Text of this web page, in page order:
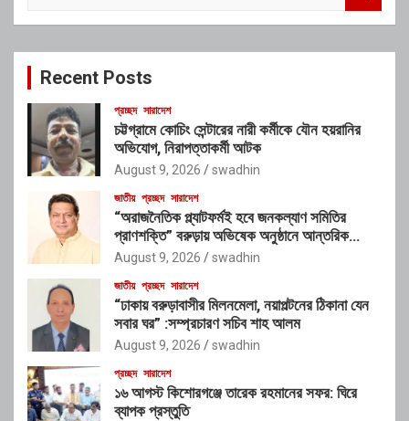
c
Recent Posts
প্রচ্ছদ সারাদেশ
চট্টগ্রামে কোচিং সেন্টারের নারী কর্মীকে যৌন হয়রানির
অভিযোগ, নিরাপত্তাকর্মী আটক
August 9, 2026 swadhin
জাতীয় প্রচ্ছদ সারাদেশ
“অরাজনৈতিক প্ল্যাটফর্মই হবে জনকল্যাণ সমিতির
প্রাণশক্তি” বরুড়ায় অভিষেক অনুষ্ঠানে আন্তরিক
প্রতিশ্রুতিতে মুখর গৃহায়ণমন্ত্রী জাকারিয়া তাহের
August 9, 2026 swadhin
জাতীয় প্রচ্ছদ সারাদেশ
“ঢাকায় বরুড়াবাসীর মিলনমেলা, নয়াপল্টনের ঠিকানা যেন
সবার ঘর” :সম্প্রচারণ সচিব শাহ আলম
August 9, 2026 swadhin
প্রচ্ছদ সারাদেশ
১৬ আগস্ট কিশোরগঞ্জে তারেক রহমানের সফর: ঘিরে
ব্যাপক প্রস্তুতি